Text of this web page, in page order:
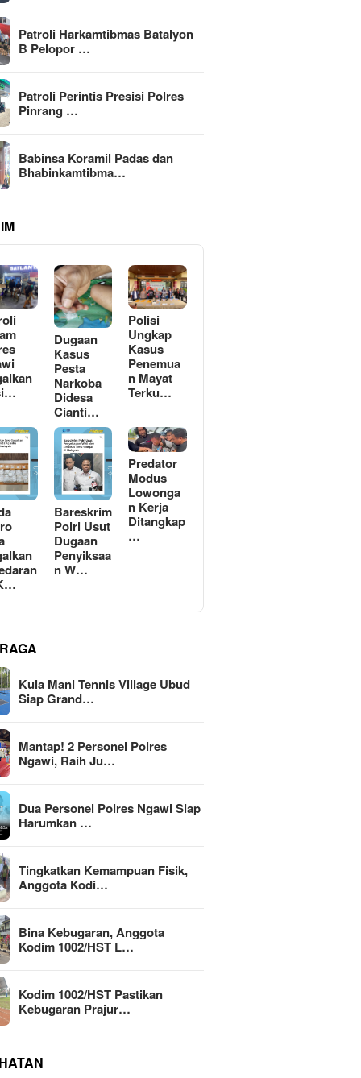
Patroli Harkamtibmas Batalyon
B Pelopor …
Patroli Perintis Presisi Polres
Pinrang …
Babinsa Koramil Padas dan
Bhabinkamtibma…
Dugaan
Kasus
Pesta
Narkoba
Didesa
Cianti…
Polisi
Ungkap
Kasus
Penemua
n Mayat
Terku…
Bareskrim
Polri Usut
Dugaan
Penyiksaa
n W…
Predator
Modus
Lowonga
n Kerja
Ditangkap
…
Kula Mani Tennis Village Ubud
Siap Grand…
Mantap! 2 Personel Polres
Ngawi, Raih Ju…
Dua Personel Polres Ngawi Siap
Harumkan …
Tingkatkan Kemampuan Fisik,
Anggota Kodi…
Bina Kebugaran, Anggota
Kodim 1002/HST L…
Kodim 1002/HST Pastikan
Kebugaran Prajur…